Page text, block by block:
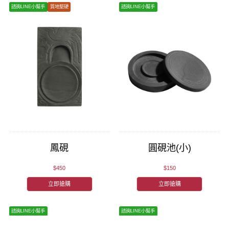
諮詢LINE小幫手 質地堅硬
鳳硯
$450
立即搶購
諮詢LINE小幫手
圓硯池(小)
$150
立即搶購
諮詢LINE小幫手 諮詢LINE小幫手